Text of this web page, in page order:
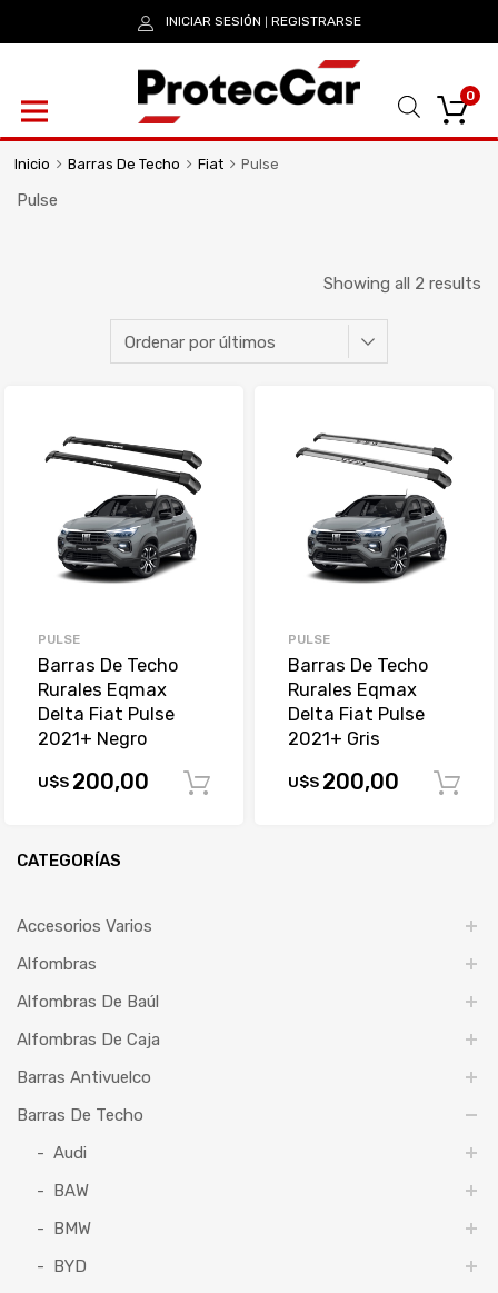
INICIAR SESIÓN REGISTRARSE
0
Inicio Barras De Techo Fiat Pulse
Pulse
Showing all 2 results
PULSE
Barras De Techo
Rurales Eqmax
Delta Fiat Pulse
2021+ Negro
U$S 200,00 Comprar
PULSE
Barras De Techo
Rurales Eqmax
Delta Fiat Pulse
2021+ Gris
U$S 200,00
CATEGORÍAS
Accesorios Varios
Alfombras
Alfombras De Baúl
Alfombras De Caja
Barras Antivuelco
Barras De Techo
Audi
BAW
BMW
BYD